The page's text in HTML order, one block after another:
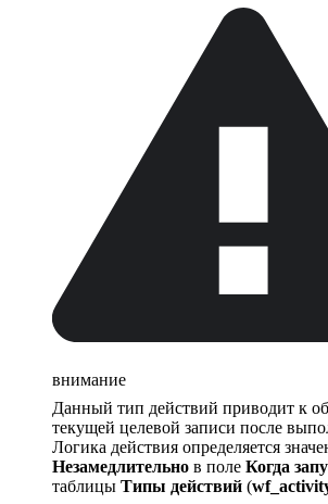
внимание
Данный тип действий приводит к
текущей целевой записи после
Логика действия определяется
Незамедлительно в поле Когда
таблицы Типы действий (